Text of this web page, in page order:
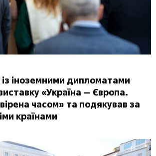
іноземними дипломатами
«Україна — Європа.
часом» та подякував за
країнами